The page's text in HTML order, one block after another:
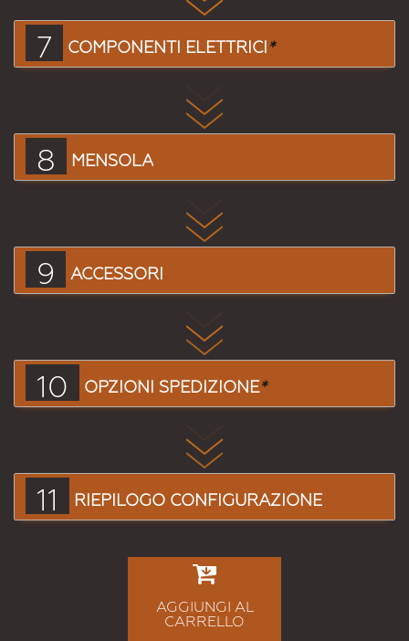
7 COMPONENTI ELETTRICI*
8 MENSOLA
9 ACCESSORI
10 OPZIONI SPEDIZIONE*
11 RIEPILOGO CONFIGURAZIONE
AGGIUNGI AL
CARRELLO